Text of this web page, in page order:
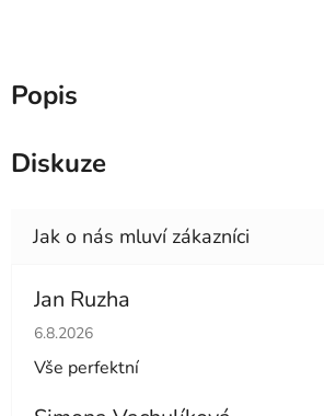
Popis
Diskuze
Jan Ruzha
Hodnocení obchodu je 5 z 5 hvězdiček.
6.8.2026
Vše perfektní